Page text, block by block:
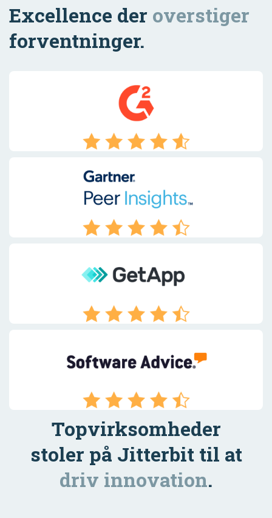
Excellence der overstiger
forventninger.
Topvirksomheder
stoler på Jitterbit til at
driv innovation.